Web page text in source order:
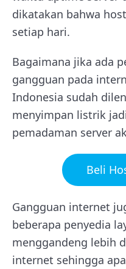
dikatakan bahwa
setiap hari.
Bagaimana jika ada
gangguan pada
Indonesia sudah
menyimpan listrik
pemadaman server
Beli
Gangguan internet
beberapa penyedia
menggandeng lebih
internet sehingga